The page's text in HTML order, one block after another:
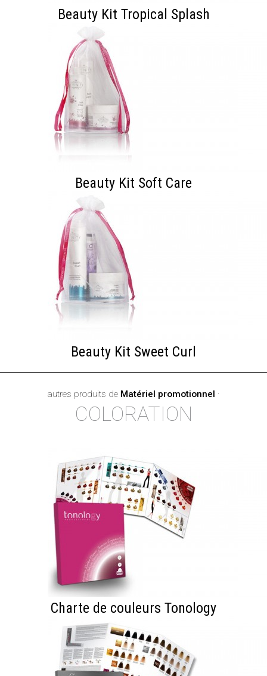
Beauty Kit Tropical Splash
Beauty Kit Soft Care
Beauty Kit Sweet Curl
autres produits de Matériel promotionnel ·
COLORATION
Charte de couleurs Tonology